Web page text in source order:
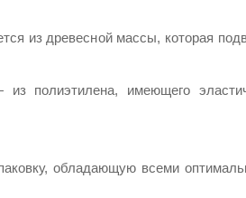
из древесной массы, которая
полиэтилена, имеющего
обладающую всеми